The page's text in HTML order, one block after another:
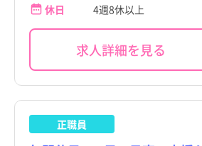
山形県
栃木県
群馬県すべて
桐生市
休日
4週8休以上
求人詳細を見る
正職員
山形県
栃木県
群馬県すべて
桐生市